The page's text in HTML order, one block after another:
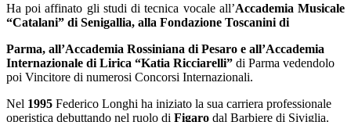
Ha poi affinato gli studi di tecnica vocale all’Accademia Musicale
“Catalani” di Senigallia, alla Fondazione Toscanini di
Parma, all’Accademia Rossiniana di Pesaro e all’Accademia
Internazionale di Lirica “Katia Ricciarelli” di Parma vedendolo
poi Vincitore di numerosi Concorsi Internazionali.
Nel 1995 Federico Longhi ha iniziato la sua carriera professionale
operistica debuttando nel ruolo di Figaro dal Barbiere di Siviglia.